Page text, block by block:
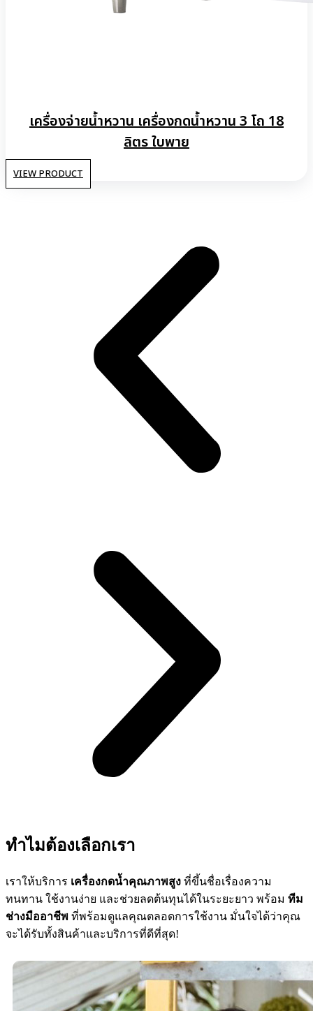
เครื่องจ่ายน้ำหวาน เครื่องกดน้ำหวาน 3 โถ 18
ลิตร ใบพาย
VIEW PRODUCT
ทำไมต้องเลือกเรา
เราให้บริการ เครื่องกดน้ำคุณภาพสูง ที่ขึ้นชื่อเรื่องความ
ทนทาน ใช้งานง่าย และช่วยลดต้นทุนได้ในระยะยาว พร้อม ทีม
ช่างมืออาชีพ ที่พร้อมดูแลคุณตลอดการใช้งาน มั่นใจได้ว่าคุณ
จะได้รับทั้งสินค้าและบริการที่ดีที่สุด!